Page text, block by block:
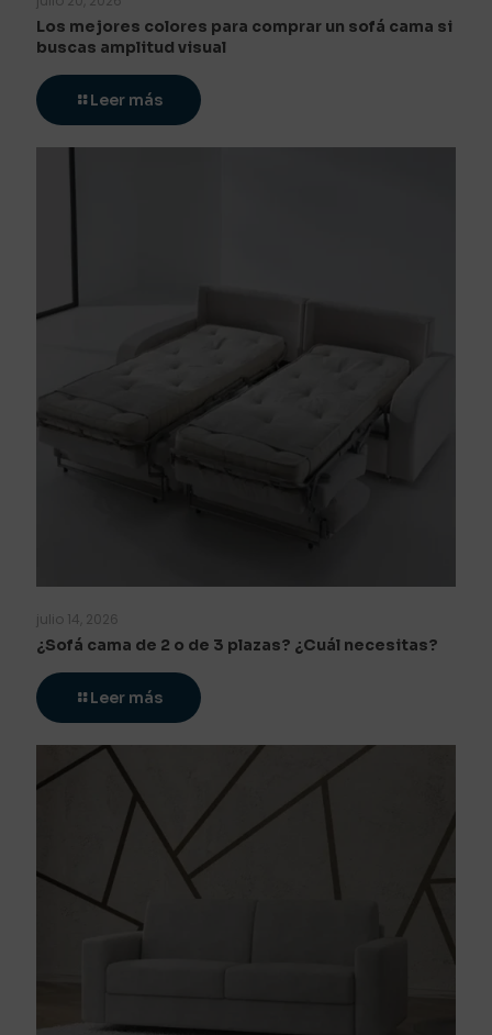
Los mejores colores para comprar un sofá cama si
buscas amplitud visual
Leer más
julio 14, 2026
¿Sofá cama de 2 o de 3 plazas? ¿Cuál necesitas?
Leer más